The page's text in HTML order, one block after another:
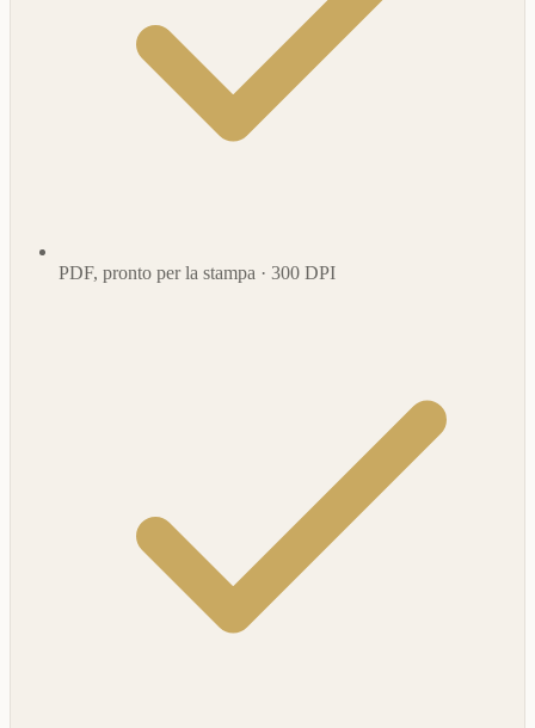
PDF, pronto per la stampa · 300 DPI